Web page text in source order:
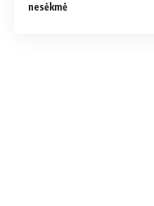
nesėkmė